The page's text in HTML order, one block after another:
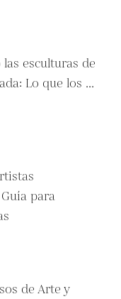
esculturas de
Lo que los ...
para
de Arte y